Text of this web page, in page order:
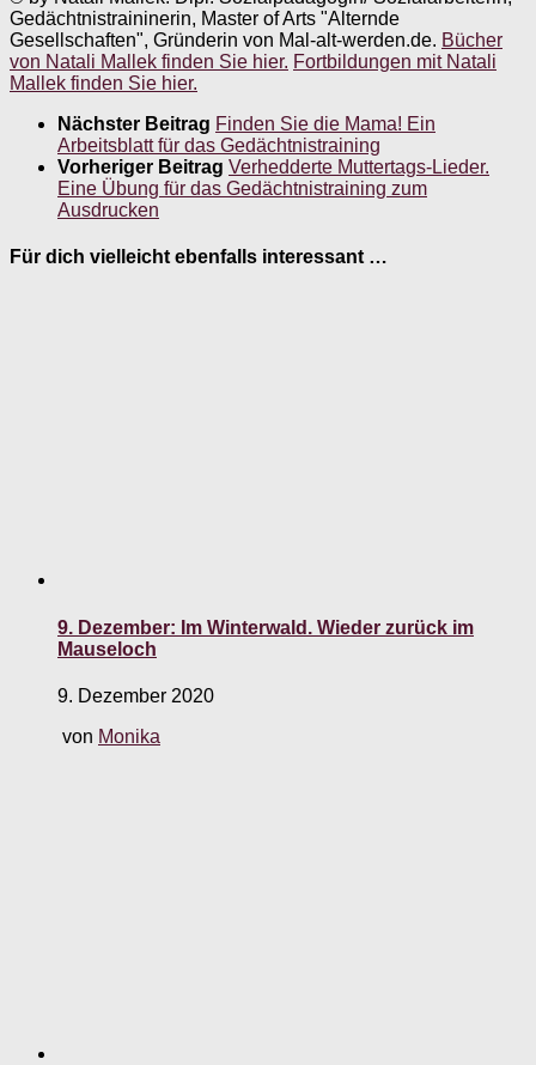
Gedächtnistraininerin, Master of Arts "Alternde
Gesellschaften", Gründerin von Mal-alt-werden.de. Bücher
von Natali Mallek finden Sie hier. Fortbildungen mit Natali
Mallek finden Sie hier.
Nächster Beitrag Finden Sie die Mama! Ein
Arbeitsblatt für das Gedächtnistraining
Vorheriger Beitrag Verhedderte Muttertags-Lieder.
Eine Übung für das Gedächtnistraining zum
Ausdrucken
Für dich vielleicht ebenfalls interessant …
9. Dezember: Im Winterwald. Wieder zurück im
Mauseloch
9. Dezember 2020
von Monika